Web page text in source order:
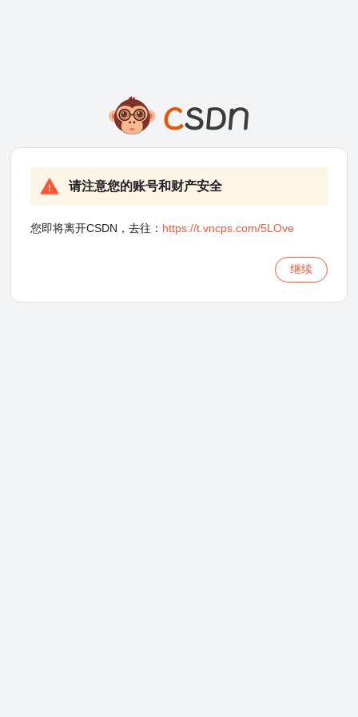
请注意您的账号和财产安全
您即将离开CSDN，去往： https://t.vncps.com/5LOve
继续